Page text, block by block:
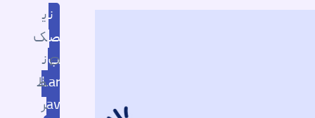
ن
ص
ب
Lar
av
ی
ک
ن
ظ
ر